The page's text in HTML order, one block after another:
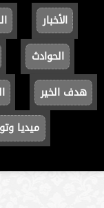
الأخبار
الحوادث
هدف الخير
ميديا